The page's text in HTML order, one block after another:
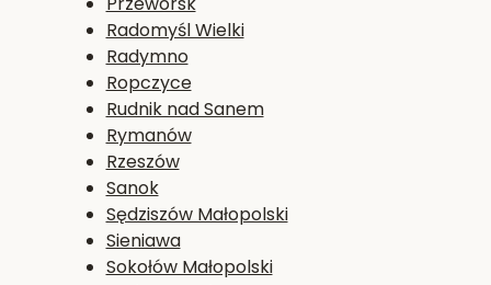
Radomyśl Wielki
Radymno
Ropczyce
Rudnik nad Sanem
Rymanów
Rzeszów
Sanok
Sędziszów Małopolski
Sieniawa
Sokołów Małopolski